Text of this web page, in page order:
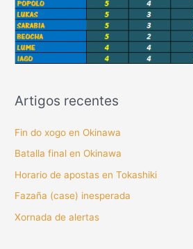
Artigos recentes
Fin do xogo en Okinawa
Batalla final en Okinawa
Horario de apostas en Tokashiki
Fazaña (case) inesperada
Xornada de alertas